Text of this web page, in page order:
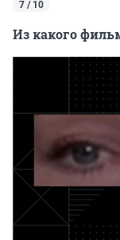
7 / 10
Из какого